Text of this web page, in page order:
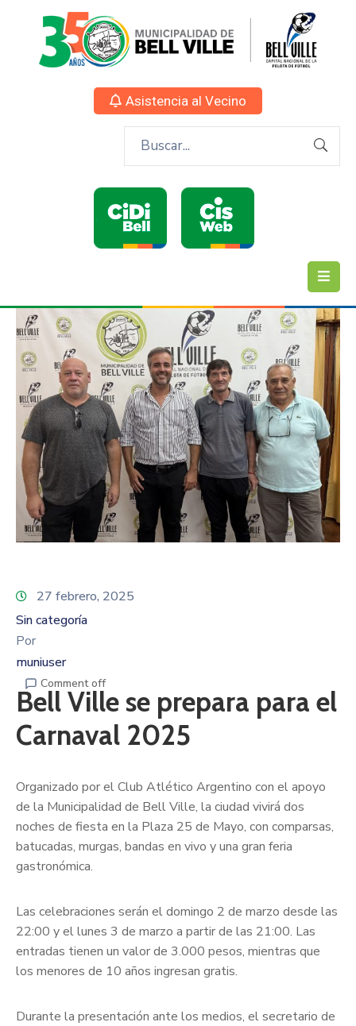
Asistencia al Vecino
27 febrero, 2025
Sin categoría
Por
muniuser
Comment off
Bell Ville se prepara para el
Carnaval 2025
Organizado por el Club Atlético Argentino con el apoyo
de la Municipalidad de Bell Ville, la ciudad vivirá dos
noches de fiesta en la Plaza 25 de Mayo, con comparsas,
batucadas, murgas, bandas en vivo y una gran feria
gastronómica.
Las celebraciones serán el domingo 2 de marzo desde las
22:00 y el lunes 3 de marzo a partir de las 21:00. Las
entradas tienen un valor de 3.000 pesos, mientras que
los menores de 10 años ingresan gratis.
Durante la presentación ante los medios, el secretario de